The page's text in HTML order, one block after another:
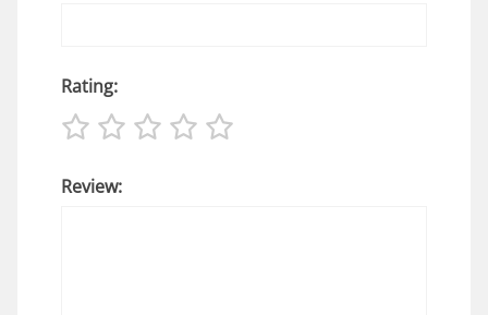
Rating:
Review: